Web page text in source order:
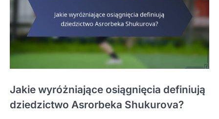
Jakie wyróżniające osiągnięcia definiują
dziedzictwo Asrorbeka Shukurova?